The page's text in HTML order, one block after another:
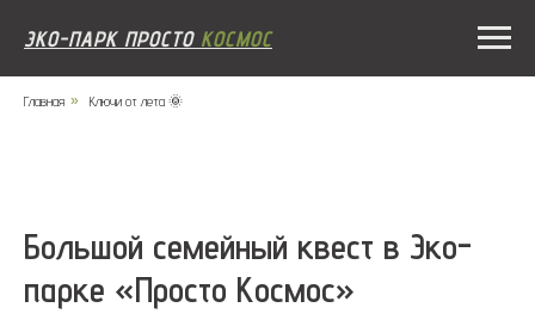
ЭКО-ПАРК ПРОСТОКОСМОС
Главная » Ключи от лета 🌞
Большой семейный квест в Эко-
парке «Просто Космос»